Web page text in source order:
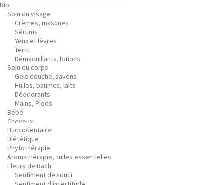
Bio
Soin du visage
Crèmes, masques
Sérums
Yeux et lèvres
Teint
Démaquillants, lotions
Soin du corps
Gels douche, savons
Huiles, baumes, laits
Déodorants
Mains, Pieds
Bébé
Cheveux
Buccodentaire
Diététique
Phytothérapie
Aromathérapie, huiles essentielles
Fleurs de Bach
Sentiment de souci